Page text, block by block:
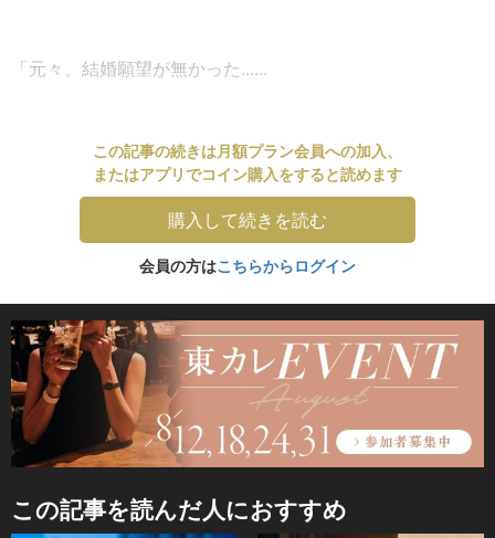
「元々、結婚願望が無かった......
この記事の続きは月額プラン会員への加入、
またはアプリでコイン購入をすると読めます
購入して続きを読む
会員の方はこちらからログイン
この記事を読んだ人におすすめ